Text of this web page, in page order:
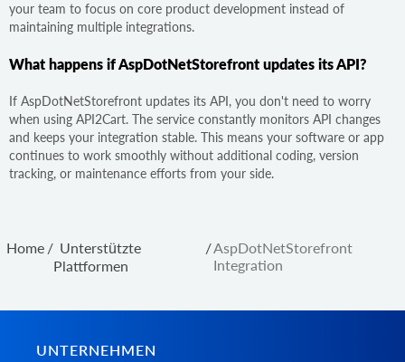
your team to focus on core product development instead of
maintaining multiple integrations.
What happens if AspDotNetStorefront updates its API?
If AspDotNetStorefront updates its API, you don't need to worry
when using API2Cart. The service constantly monitors API changes
and keeps your integration stable. This means your software or app
continues to work smoothly without additional coding, version
tracking, or maintenance efforts from your side.
Home / Unterstützte
Plattformen
/AspDotNetStorefront
Integration
UNTERNEHMEN